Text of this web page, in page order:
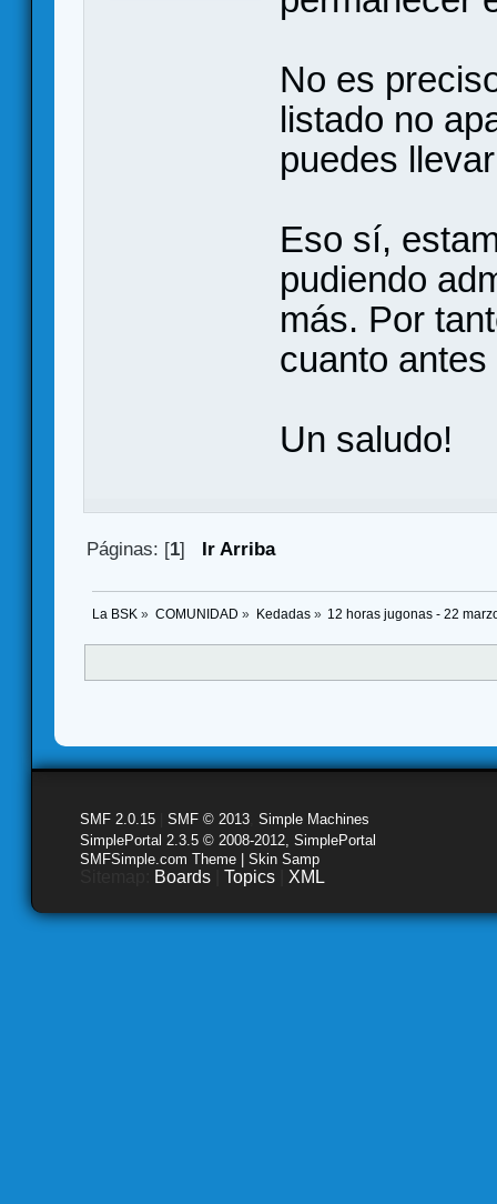
No es
listado no
puedes
Eso sí,
pudiendo
más. Por
cuanto
Un saludo!
Páginas: [1] Ir Arriba
La BSK » COMUNIDAD » Kedadas» 12 horas jugonas - 22
SMF 2.0.15 SMF © 2013 Simple Machines
SimplePortal 2.3.5 © 2008-2012, SimplePortal
SMFSimple.com Theme | Skin Samp
Boards Topics XML